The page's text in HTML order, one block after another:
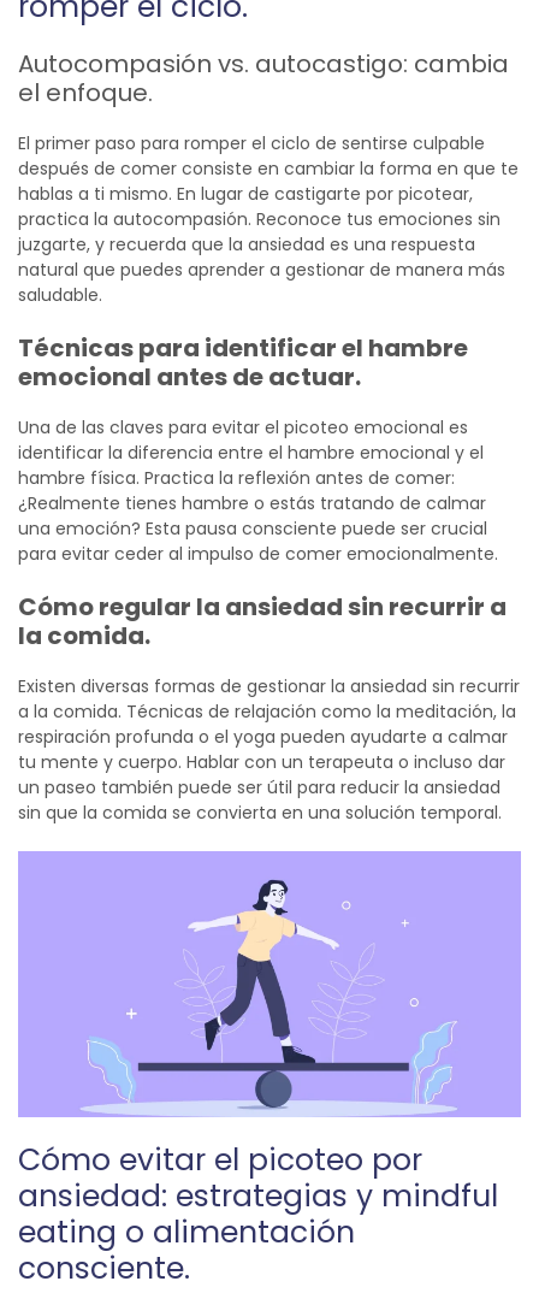
Autocompasión vs. autocastigo: cambia
el enfoque.
El primer paso para romper el ciclo de sentirse culpable
después de comer consiste en cambiar la forma en que te
hablas a ti mismo. En lugar de castigarte por picotear,
practica la autocompasión. Reconoce tus emociones sin
juzgarte, y recuerda que la ansiedad es una respuesta
natural que puedes aprender a gestionar de manera más
saludable.
Técnicas para identificar el hambre
emocional antes de actuar.
Una de las claves para evitar el picoteo emocional es
identificar la diferencia entre el hambre emocional y el
hambre física. Practica la reflexión antes de comer:
¿Realmente tienes hambre o estás tratando de calmar
una emoción? Esta pausa consciente puede ser crucial
para evitar ceder al impulso de comer emocionalmente.
Cómo regular la ansiedad sin recurrir a
la comida.
Existen diversas formas de gestionar la ansiedad sin recurrir
a la comida. Técnicas de relajación como la meditación, la
respiración profunda o el yoga pueden ayudarte a calmar
tu mente y cuerpo. Hablar con un terapeuta o incluso dar
un paseo también puede ser útil para reducir la ansiedad
sin que la comida se convierta en una solución temporal.
Cómo evitar el picoteo por
ansiedad: estrategias y mindful
eating o alimentación
consciente.